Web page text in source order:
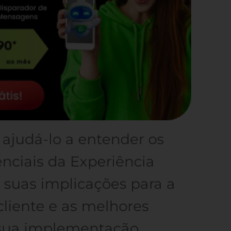
ajudá-lo a entender os
da Experiência
implicações para a
e as melhores